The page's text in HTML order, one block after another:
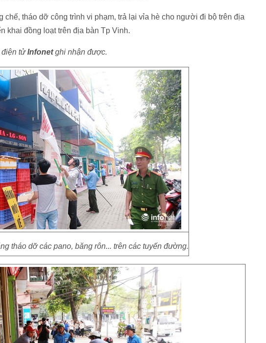
chế, tháo dỡ công trình vi phạm, trả lại vỉa hè cho người đi bộ trên địa
khai đồng loạt trên địa bàn Tp Vinh.
điện tử Infonetghi nhận được.
tháo dỡ các pano, băng rôn... trên các tuyến đường.